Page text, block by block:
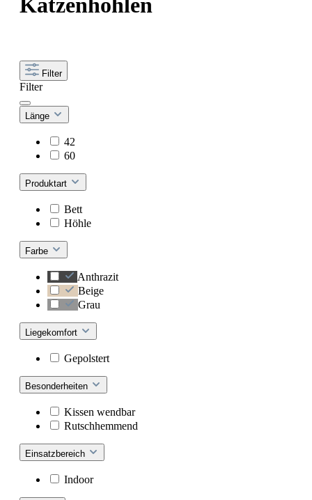
Filter
Filter
Länge
42
60
Produktart
Bett
Höhle
Farbe
Anthrazit
Beige
Grau
Liegekomfort
Gepolstert
Besonderheiten
Kissen wendbar
Rutschhemmend
Einsatzbereich
Indoor